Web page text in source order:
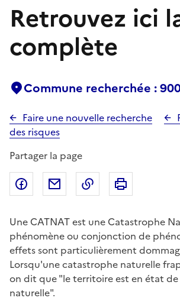
Retrouvez ici
complète
Commune recherchée :
Faire une nouvelle recherche
des risques
Partager la page
Partager sur Facebook
Partager par email
Copier dans le
Une CATNAT est une Catastrophe
phénomène ou conjonction de
effets sont particulièrement
Lorsqu'une catastrophe naturelle
on dit que "le territoire est en état
naturelle".